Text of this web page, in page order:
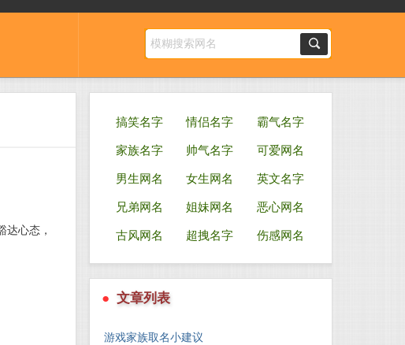
达心态，
搞笑名字 情侣名字
霸气名字
家族名字
帅气名字
可爱网名
男生网名
女生网名
英文名字
兄弟网名
姐妹网名
恶心网名
古风网名
超拽名字 伤感网名
● 文章列表
游戏家族取名小建议